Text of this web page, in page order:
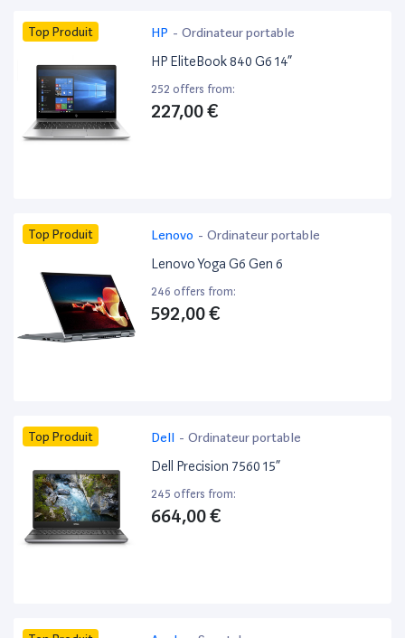
Top Produit HP - Ordinateur portable
HP EliteBook 840 G6 14”
252 offers from:
227,00 €
Top Produit Lenovo - Ordinateur portable
Lenovo Yoga G6 Gen 6
246 offers from:
592,00 €
Top Produit Dell - Ordinateur portable
Dell Precision 7560 15”
245 offers from:
664,00 €